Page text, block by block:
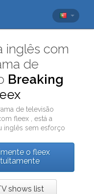
inglês com
de
Breaking
de televisão
fleex
, está a
inglês sem esforço
o fleex
shows list